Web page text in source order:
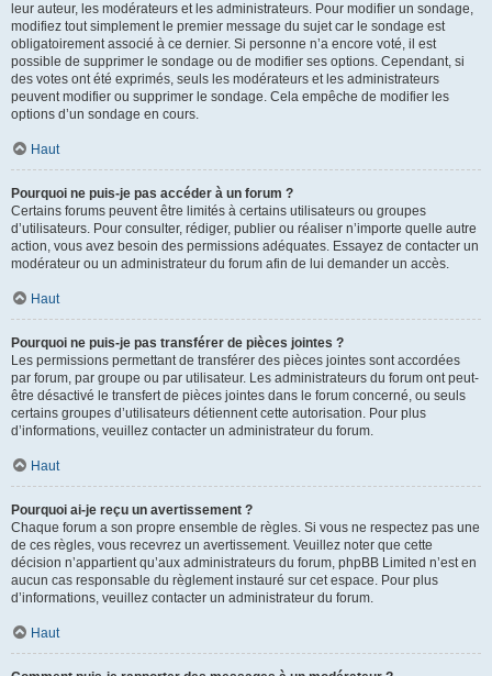
leur auteur, les modérateurs et les administrateurs. Pour modifier un sondage,
modifiez tout simplement le premier message du sujet car le sondage est
obligatoirement associé à ce dernier. Si personne n’a encore voté, il est
possible de supprimer le sondage ou de modifier ses options. Cependant, si
des votes ont été exprimés, seuls les modérateurs et les administrateurs
peuvent modifier ou supprimer le sondage. Cela empêche de modifier les
options d’un sondage en cours.
Haut
Pourquoi ne puis-je pas accéder à un forum ?
Certains forums peuvent être limités à certains utilisateurs ou groupes
d’utilisateurs. Pour consulter, rédiger, publier ou réaliser n’importe quelle autre
action, vous avez besoin des permissions adéquates. Essayez de contacter un
modérateur ou un administrateur du forum afin de lui demander un accès.
Haut
Pourquoi ne puis-je pas transférer de pièces jointes ?
Les permissions permettant de transférer des pièces jointes sont accordées
par forum, par groupe ou par utilisateur. Les administrateurs du forum ont peut-
être désactivé le transfert de pièces jointes dans le forum concerné, ou seuls
certains groupes d’utilisateurs détiennent cette autorisation. Pour plus
d’informations, veuillez contacter un administrateur du forum.
Haut
Pourquoi ai-je reçu un avertissement ?
Chaque forum a son propre ensemble de règles. Si vous ne respectez pas une
de ces règles, vous recevrez un avertissement. Veuillez noter que cette
décision n’appartient qu’aux administrateurs du forum, phpBB Limited n’est en
aucun cas responsable du règlement instauré sur cet espace. Pour plus
d’informations, veuillez contacter un administrateur du forum.
Haut